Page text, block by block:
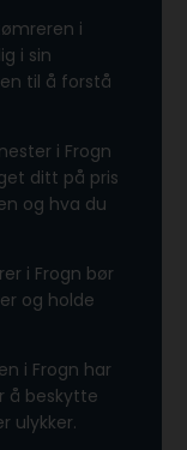
i
i sin
til å forstå
i Frogn
ditt på pris
og hva du
i Frogn bør
og holde
i Frogn har
å beskytte
ulykker.